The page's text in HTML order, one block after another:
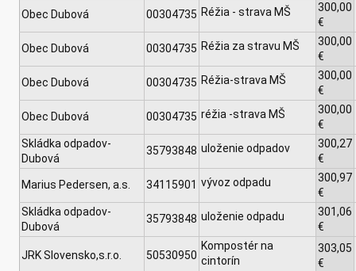
Obec Dubová 00304735 Réžia - strava MŠ
300,00
€
Obec Dubová 00304735 Réžia za stravu MŠ
300,00
€
Obec Dubová 00304735 Réžia-strava MŠ
300,00
€
Obec Dubová 00304735 réžia -strava MŠ
300,00
€
Skládka odpadov-
Dubová
35793848 uloženie odpadov
300,27
€
Marius Pedersen, a.s. 34115901 vývoz odpadu
300,97
€
Skládka odpadov-
Dubová
35793848 uloženie odpadu
301,06
€
JRK Slovensko,s.r.o. 50530950
Kompostér na
cintorín
303,05
€